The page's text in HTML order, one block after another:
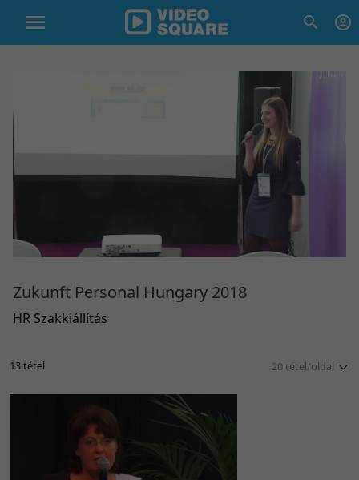
Zukunft Personal Hungary 2018
HR Szakkiállítás
13 tétel
20 tétel/oldal